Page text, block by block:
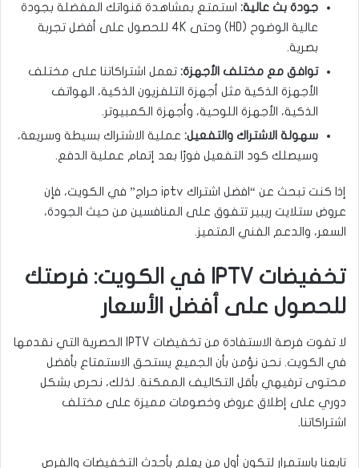
جودة بث عالية: استمتع بمشاهدة قنواتك المفضلة بجودة
عالية الوضوح (HD) وحتى 4K للحصول على أفضل تجربة
بصرية.
توافق مع مختلف الأجهزة: تعمل اشتراكاتنا على مختلف
الأجهزة الذكية مثل أجهزة التلفزيون الذكية، الهواتف
الذكية، الأجهزة اللوحية، وأجهزة الكمبيوتر.
سهولة الاشتراك والتفعيل: عملية الاشتراك بسيطة وسريعة،
وسيصلك كود التفعيل فورًا بعد إتمام عملية الدفع.
إذا كنت تبحث عن “افضل اشتراك iptv حراج” في الكويت، فإن
عروض ستلايت ريبير تتفوق على المنافسين من حيث الجودة،
السعر، والدعم الفني المتميز.
تخفيضات IPTV في الكويت: فرصتك
للحصول على أفضل الأسعار
لا تفوت فرصة الاستفادة من تخفيضات IPTV الحصرية التي نقدمها
في الكويت. نحن نؤمن بأن الجميع يستحق الاستمتاع بأفضل
محتوى ترفيهي بأقل التكاليف الممكنة. لذلك، نحرص بشكل
دوري على إطلاق عروض وخصومات مميزة على مختلف
اشتراكاتنا.
تابعنا باستمرار لتكون أول من يعلم بأحدث التخفيضات والفرص